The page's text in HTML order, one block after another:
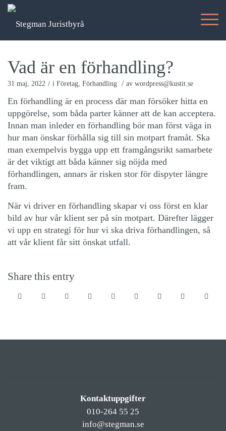
Vad är en förhandling?
31 maj, 2022 / i Företag, Förhandling / av wordpress@kustit.se
En förhandling är en process där man försöker hitta en
uppgörelse, som båda parter känner att de kan acceptera.
Innan man inleder en förhandling bör man först väga in
hur man önskar förhålla sig till sin motpart framåt. Ska
man exempelvis bygga upp ett framgångsrikt samarbete
är det viktigt att båda känner sig nöjda med
förhandlingen, annars är risken stor för dispyter längre
fram.
När vi driver en förhandling skapar vi oss först en klar
bild av hur vår klient ser på sin motpart. Därefter lägger
vi upp en strategi för hur vi ska driva förhandlingen, så
att vår klient får sitt önskat utfall.
Share this entry
Kontaktuppgifter
010-264 55 25
info@stegman.se